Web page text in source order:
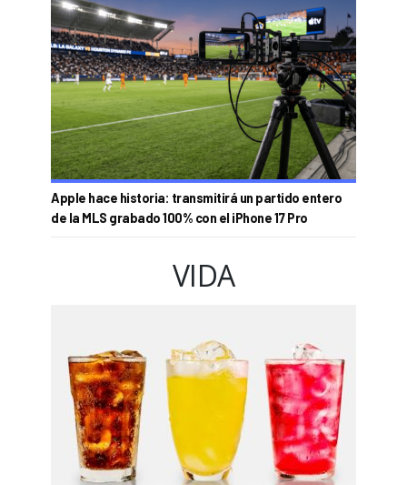
Apple hace historia: transmitirá un partido entero
de la MLS grabado 100% con el iPhone 17 Pro
VIDA